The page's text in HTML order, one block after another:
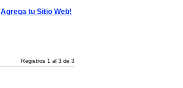
Agrega tu Sitio Web!
Registros 1 al 3 de 3